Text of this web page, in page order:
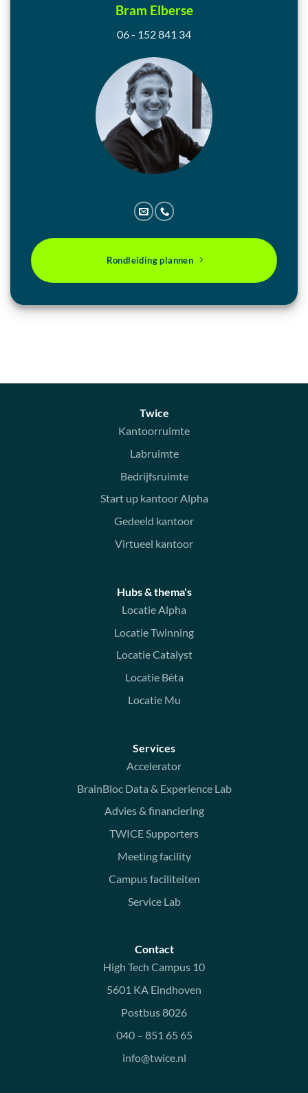
Bram Elberse
06 - 152 841 34
Rondleiding plannen
Twice
Kantoorruimte
Labruimte
Bedrijfsruimte
Start up kantoor Alpha
Gedeeld kantoor
Virtueel kantoor
Hubs & thema's
Locatie Alpha
Locatie Twinning
Locatie Catalyst
Locatie Bèta
Locatie Mu
Services
Accelerator
BrainBloc Data & Experience Lab
Advies & financiering
TWICE Supporters
Meeting facility
Campus faciliteiten
Service Lab
Contact
High Tech Campus 10
5601 KA Eindhoven
Postbus 8026
040 – 851 65 65
info@twice.nl